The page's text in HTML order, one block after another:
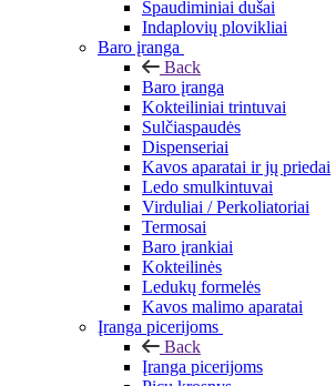
Spaudiminiai dušai
Indaplovių plovikliai
Baro įranga
Back
Baro įranga
Kokteiliniai trintuvai
Sulčiaspaudės
Dispenseriai
Kavos aparatai ir jų priedai
Ledo smulkintuvai
Virduliai / Perkoliatoriai
Termosai
Baro įrankiai
Kokteilinės
Ledukų formelės
Kavos malimo aparatai
Įranga picerijoms
Back
Įranga picerijoms